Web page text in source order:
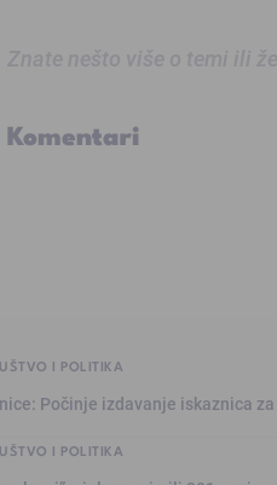
Komentari
I POLITIKA
Počinje izdavanje iskaznica
I POLITIKA